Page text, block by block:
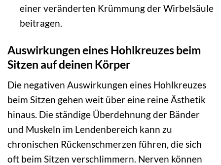
einer veränderten Krümmung der Wirbelsäule
beitragen.
Auswirkungen eines Hohlkreuzes beim
Sitzen auf deinen Körper
Die negativen Auswirkungen eines Hohlkreuzes
beim Sitzen gehen weit über eine reine Ästhetik
hinaus. Die ständige Überdehnung der Bänder
und Muskeln im Lendenbereich kann zu
chronischen Rückenschmerzen führen, die sich
oft beim Sitzen verschlimmern. Nerven können